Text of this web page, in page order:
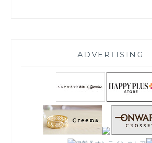
ADVERTISING